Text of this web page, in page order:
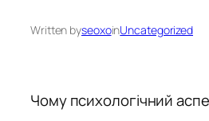
Written byseoxoinUncategorized
Чому психологічний